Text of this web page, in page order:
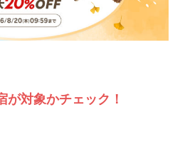
対象かチェック！